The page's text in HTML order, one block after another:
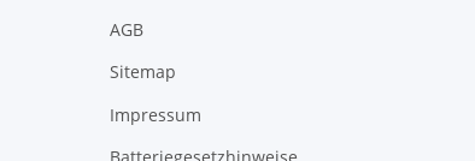
AGB
Sitemap
Impressum